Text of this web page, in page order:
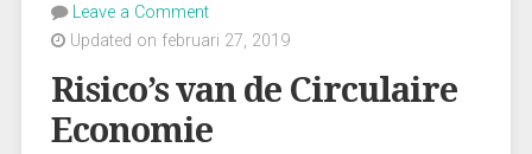
Leave a Comment
Updated on februari 27, 2019
Risico’s van de Circulaire
Economie